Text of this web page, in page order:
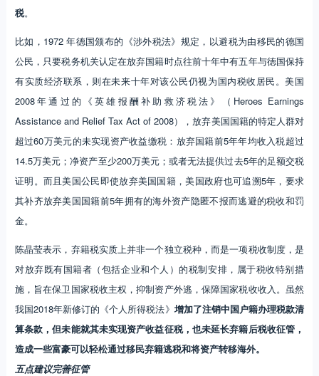
税。
比如，1972 年德国颁布的《涉外税法》规定，以避税为由移民的德国
公民，只要税务机关认定在放弃国籍时点往前十年中有五年与徳国保持
有实质经济联系，则在未来十年对该公民仍视为国内税收居民。美国
2008年通过的《英雄报酬补助救济税法》（Heroes Earnings
Assistance and Relief Tax Act of 2008），放弃美国国籍的特定人群对
超过60万美元的未实现资产收益缴税：放弃国籍前5年年均收入税超过
14.5万美元；净资产至少200万美元；或者无法提供过去5年的足额交税
证明。而且美国公民即使放弃美国国籍，美国政府也可追溯5年，要求
其补齐放弃美国国籍前5年拥有的海外资产隐匿不报而逃避的税收和罚
金。
陈晶莹表示，弃籍税实质上并非一个独立税种，而是一项税收制度，是
对放弃既有国籍者（包括企业和个人）的税制安排，属于税收特别措
施，旨在保卫国家税收主权，抑制资产外逃，保障国家税收收入。虽然
我国2018年新修订的《个人所得税法》 增加了注销中国户籍办理税款清
算条款，但未能就其未实现资产收益征税，也未延长弃籍后税收征管，
造成一些富豪可以轻松通过移民弃籍逃税和将资产转移海外。
五点建议完善征管